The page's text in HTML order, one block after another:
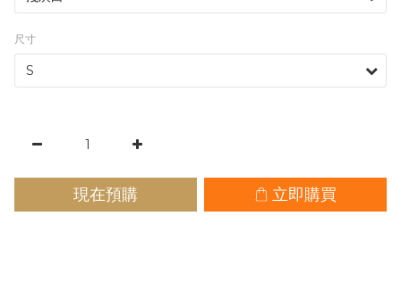
尺寸
現在預購 立即購買